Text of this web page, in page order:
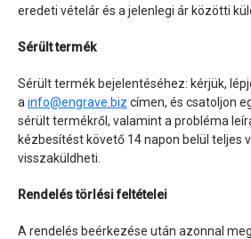
eredeti vételár és a jelenlegi ár közötti
Sérült termék
Sérült termék bejelentéséhez: kérjük,
a info@engrave.biz címen, és csatoljon
sérült termékről, valamint a probléma
kézbesítést követő 14 napon belül teljes
visszaküldheti.
Rendelés törlési feltételei
A rendelés beérkezése után azonnal